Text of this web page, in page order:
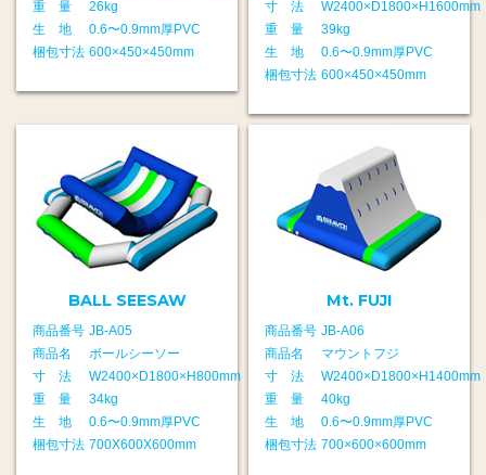
重 量
26kg
生 地
0.6〜0.9mm厚PVC
梱包寸法 600×450×450mm
寸 法
W2400×D1800×H1600mm
重 量
39kg
生 地
0.6〜0.9mm厚PVC
梱包寸法 600×450×450mm
BALL SEESAW
商品番号 JB-A05
商品名
ボールシーソー
寸 法
W2400×D1800×H800mm
重 量
34kg
生 地
0.6〜0.9mm厚PVC
梱包寸法 700X600X600mm
Mt. FUJI
商品番号 JB-A06
商品名
マウントフジ
寸 法
W2400×D1800×H1400mm
重 量
40kg
生 地
0.6〜0.9mm厚PVC
梱包寸法 700×600×600mm